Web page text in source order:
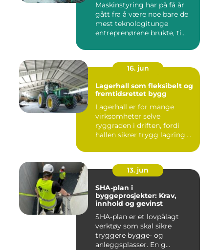
Maskinstyring har på få år
gått fra å være noe bare de
mest teknologitunge
entreprenørene brukte, ti...
16. jun
Lagerhall som fleksibelt og
fremtidsrettet bygg
Lagerhall er for mange
virksomheter selve
ryggraden i driften, fordi
hallen sikrer trygg lagring,
13. jun
SHA-plan i
byggeprosjekter: Krav,
innhold og gevinst
SHA-plan er et lovpålagt
verktøy som skal sikre
tryggere bygge- og
anleggsplasser. En g...